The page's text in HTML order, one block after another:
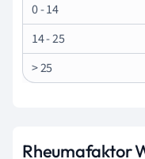
0 - 14
14 - 25
> 25
Rheumafaktor